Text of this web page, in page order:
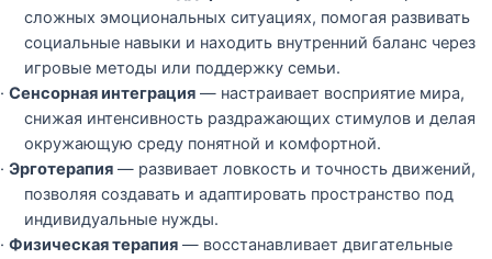
сложных эмоциональных ситуациях, помогая развивать
социальные навыки и находить внутренний баланс через
игровые методы или поддержку семьи.
· Сенсорная интеграция — настраивает восприятие мира,
снижая интенсивность раздражающих стимулов и делая
окружающую среду понятной и комфортной.
· Эрготерапия — развивает ловкость и точность движений,
позволяя создавать и адаптировать пространство под
индивидуальные нужды.
· Физическая терапия — восстанавливает двигательные